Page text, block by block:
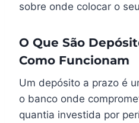
sobre onde colocar o
O Que São
Como Funcionam
Um depósito a prazo é
o banco onde
quantia investida por